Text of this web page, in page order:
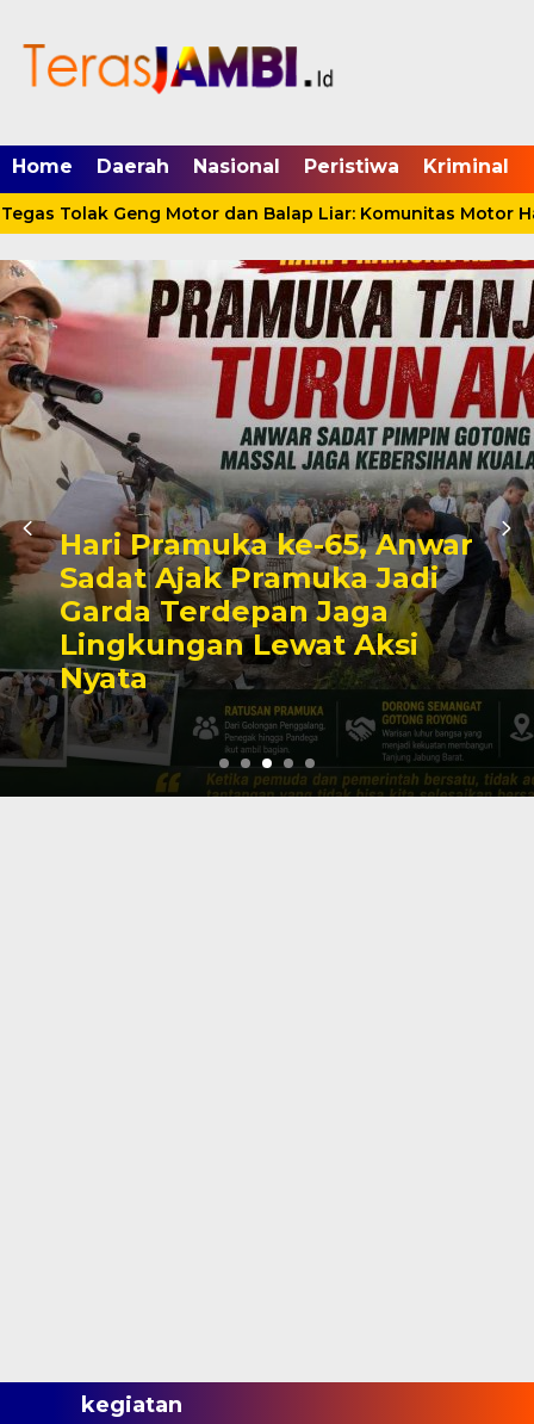
Home Daerah Nasional Peristiwa Kriminal
Tolak Geng Motor dan Balap Liar: Komunitas Motor
Hari Pramuka ke-65, Anwar
Sadat Ajak Pramuka Jadi
Garda Terdepan Jaga
Lingkungan Lewat Aksi
Nyata
kegiatan